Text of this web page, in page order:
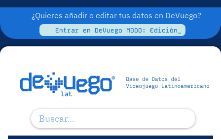
¿Quieres añadir o editar tus datos en DeVuego?
Entrar en DeVuego MODO: Edición_